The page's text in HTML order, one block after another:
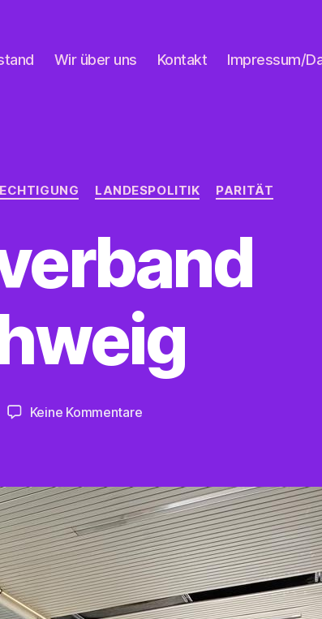
Wir über uns Kontakt Impressum/
LANDESPOLITIK PARITÄT
Keine Kommentarezu